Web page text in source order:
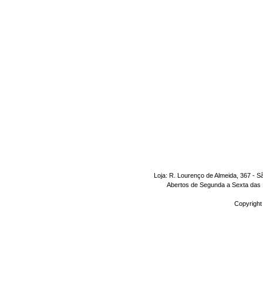
Loja: R. Lourenço de Almeida, 367 -
Abertos de Segunda a Sexta